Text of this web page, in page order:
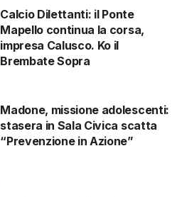
Calcio Dilettanti: il Ponte
Mapello continua la corsa,
impresa Calusco. Ko il
Brembate Sopra
Madone, missione adolescenti:
stasera in Sala Civica scatta
“Prevenzione in Azione”